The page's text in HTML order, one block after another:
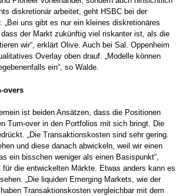
diskretionär arbeitet, geht HSBC bei der
uns gibt es nur ein kleines diskretionäres
der Markt zukünftig viel riskanter ist, als die
wir“, erklärt Olive. Auch bei Sal. Oppenheim
Overlay oben drauf. „Modelle können
ein“, so Walde.
overs
ist beiden Ansätzen,­ dass die Positionen
Turn-over in den Portfolios mit sich bringt. Die
„Die Transaktionskosten sind sehr gering.
und diese danach abwickeln, weil wir einen
ein bisschen weniger als einen Basispunkt“,
die entwickelten Märkte. Etwas anders kann es
„Die liquiden­ Emerging­ Markets, wie der
Transaktionskosten vergleichbar mit dem